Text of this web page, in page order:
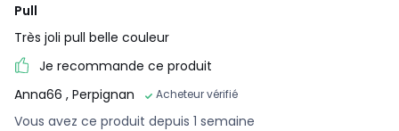
Pull
Très joli pull belle couleur
Je recommande ce produit
Anna66 , Perpignan Acheteur vérifié
Vous avez ce produit depuis 1 semaine